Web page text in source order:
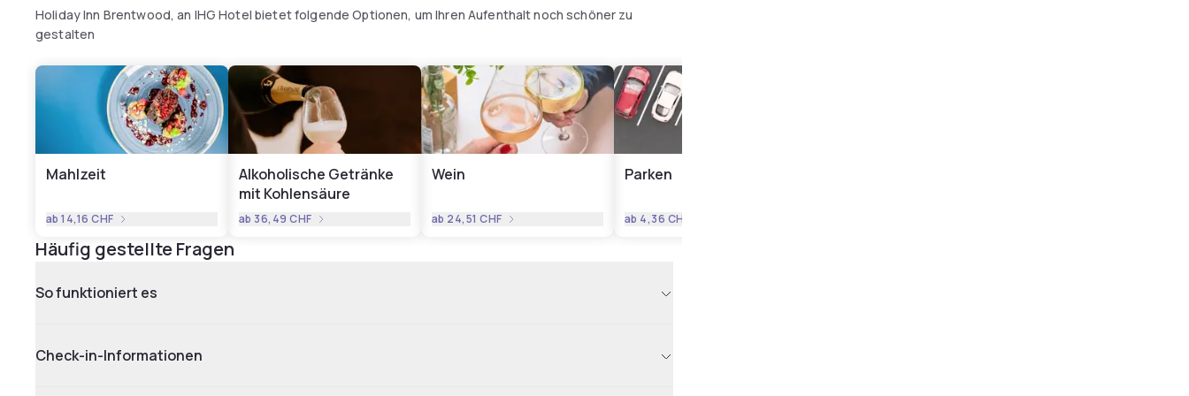
Holiday Inn Brentwood, an IHG Hotel bietet folgende Optionen, um Ihren Aufenthalt noch schöner zu
gestalten
Mahlzeit
ab14,16 CHF
Alkoholische Getränke
mit Kohlensäure
ab 36,49 CHF
Wein
ab 24,51 CHF
Parken
ab 4,36 CHF
Häufig gestellte Fragen
So funktioniert es
Check-in-Informationen